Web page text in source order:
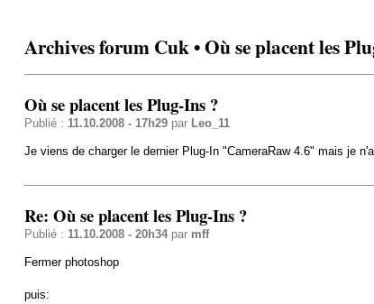
Archives forum Cuk • Où se placent les
Où se placent les Plug-Ins ?
Publié : 11.10.2008 - 17h29par Leo_11
Je viens de charger le dernier Plug-In "CameraRaw 4.6" mais je
Re: Où se placent les Plug-Ins ?
Publié : 11.10.2008 - 20h34par mff
Fermer photoshop
puis: